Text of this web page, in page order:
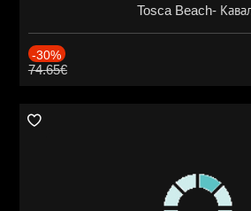
Tosca Beach-
-30%
74.65€